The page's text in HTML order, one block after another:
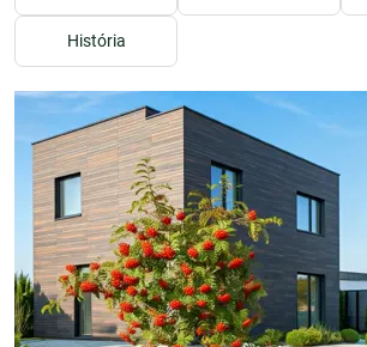
História